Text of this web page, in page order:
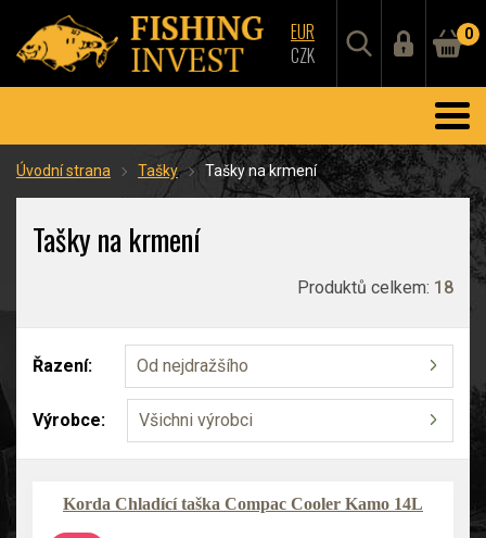
EUR
CZK
0
Úvodní strana Tašky Tašky na krmení
Tašky na krmení
Produktů celkem: 18
Řazení: Od nejdražšího
Výrobce: Všichni výrobci
Korda Chladící taška Compac Cooler Kamo 14L